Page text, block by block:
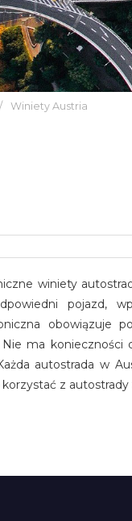
/ Winiety Austria
winiety
pojazd,
obowiązuje
ma konieczności
autostrada w
z